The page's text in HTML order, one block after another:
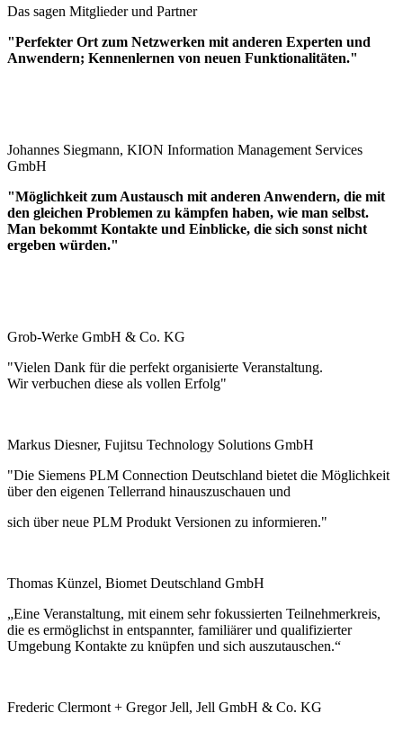
Das sagen Mitglieder und Partner
"Perfekter Ort zum Netzwerken mit anderen Experten und
Anwendern; Kennenlernen von neuen Funktionalitäten."
Johannes Siegmann, KION Information Management Services
GmbH
"Möglichkeit zum Austausch mit anderen Anwendern, die mit
den gleichen Problemen zu kämpfen haben, wie man selbst.
Man bekommt Kontakte und Einblicke, die sich sonst nicht
ergeben würden."
Grob-Werke GmbH & Co. KG
"Vielen Dank für die perfekt organisierte Veranstaltung.
Wir verbuchen diese als vollen Erfolg"
Markus Diesner, Fujitsu Technology Solutions GmbH
"Die Siemens PLM Connection Deutschland bietet die Möglichkeit
über den eigenen Tellerrand hinauszuschauen und
sich über neue PLM Produkt Versionen zu informieren."
Thomas Künzel, Biomet Deutschland GmbH
„Eine Veranstaltung, mit einem sehr fokussierten Teilnehmerkreis,
die es ermöglichst in entspannter, familiärer und qualifizierter
Umgebung Kontakte zu knüpfen und sich auszutauschen.“
Frederic Clermont + Gregor Jell, Jell GmbH & Co. KG